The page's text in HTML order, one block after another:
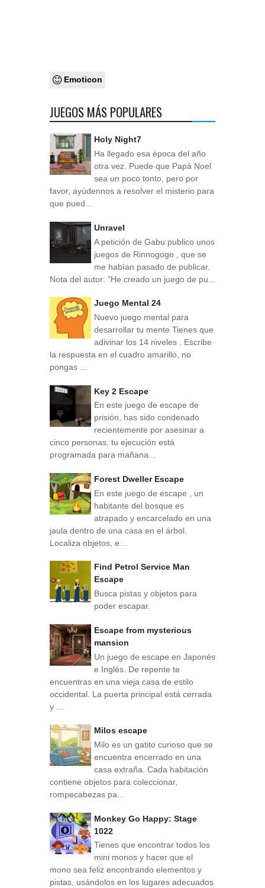
Emoticon
JUEGOS MÁS POPULARES
Holy Night7
Ha llegado esa época del año
otra vez. Puede que Papá Noel
sea un poco tonto, pero por
favor, ayúdennos a resolver el misterio para
que pued...
Unravel
A petición de Gabu publico unos
juegos de Rinnogogo , que se
me habían pasado de publicar.
Nota del autor: "He creado un juego de pu...
Juego Mental 24
Nuevo juego mental para
desarrollar tu mente Tienes que
adivinar los 14 niveles . Escribe
la respuesta en el cuadro amarillo, no
pongas ...
Key 2 Escape
En este juego de escape de
prisión, has sido condenado
recientemente por asesinar a
cinco personas, tu ejecución está
programada para mañana...
Forest Dweller Escape
En este juego de escape , un
habitante del bosque es
atrapado y encarcelado en una
jaula dentro de una casa en el árbol.
Localiza objetos, e...
Find Petrol Service Man
Escape
Busca pistas y objetos para
poder escapar.
Escape from mysterious
mansion
Un juego de escape en Japonés
e Inglés. De repente te
encuentras en una vieja casa de estilo
occidental. La puerta principal está cerrada
y ...
Milos escape
Milo es un gatito curioso que se
encuentra encerrado en una
casa extraña. Cada habitación
contiene objetos para coleccionar,
rompecabezas pa...
Monkey Go Happy: Stage
1022
Tienes que encontrar todos los
mini monos y hacer que el
mono sea feliz encontrando elementos y
pistas, usándolos en los lugares adecuados